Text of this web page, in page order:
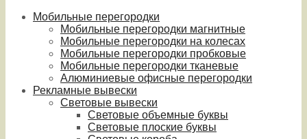
Мобильные перегородки
Мобильные перегородки магнитные
Мобильные перегородки на колесах
Мобильные перегородки пробковые
Мобильные перегородки тканевые
Алюминиевые офисные перегородки
Рекламные вывески
Световые вывески
Световые объемные буквы
Световые плоские буквы